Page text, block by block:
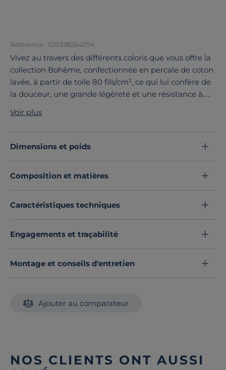
Référence : 100338264794
Vivez au travers des différents coloris que vous offre la
collection Bohème, confectionnée en percale de coton
lavée, à partir de toile 80 fils/cm², ce qui lui confère de
la douceur, une grande légèreté et une résistance à
de longues fibres, elle garantit un linge de lit souple et
résistant.
Découvrez toute notre sélection :
Housses de couette
Voir plus
Dimensions et poids
Composition et matières
Caractéristiques techniques
Engagements et traçabilité
Montage et conseils d'entretien
Ajouter au comparateur
NOS CLIENTS ONT AUSSI